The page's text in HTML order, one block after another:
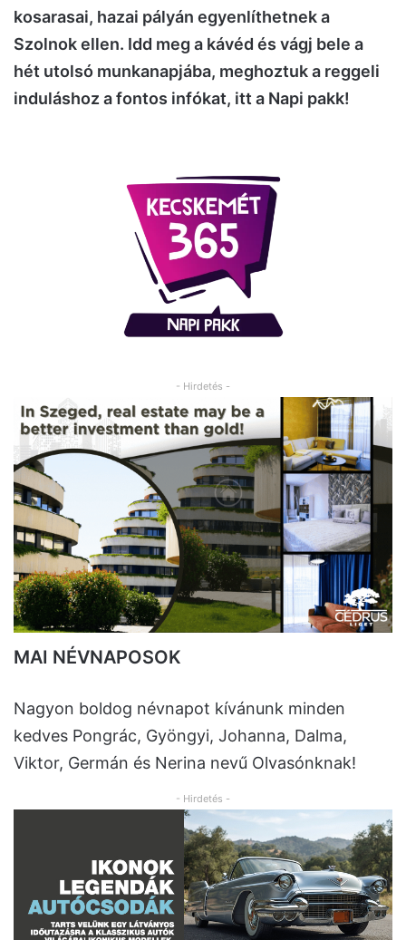
kosarasai, hazai pályán egyenlíthetnek a
Szolnok ellen. Idd meg a kávéd és vágj bele a
hét utolsó munkanapjába, meghoztuk a reggeli
induláshoz a fontos infókat, itt a Napi pakk!
- Hirdetés -
MAI NÉVNAPOSOK
Nagyon boldog névnapot kívánunk minden
kedves Pongrác, Gyöngyi, Johanna, Dalma,
Viktor, Germán és Nerina nevű Olvasónknak!
- Hirdetés -